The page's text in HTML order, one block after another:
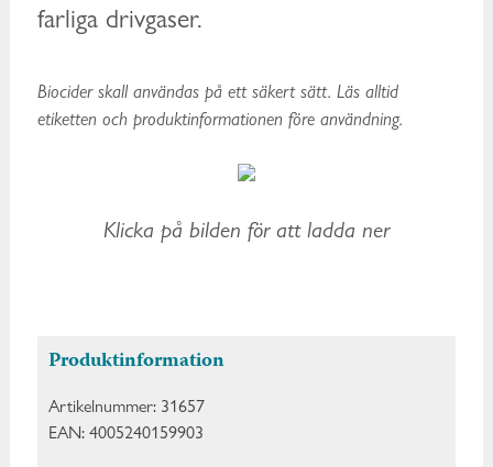
farliga drivgaser.
Biocider skall användas på ett säkert sätt. Läs alltid
etiketten och produktinformationen före användning.
Klicka på bilden för att ladda ner
Produktinformation
Artikelnummer: 31657
EAN:4005240159903